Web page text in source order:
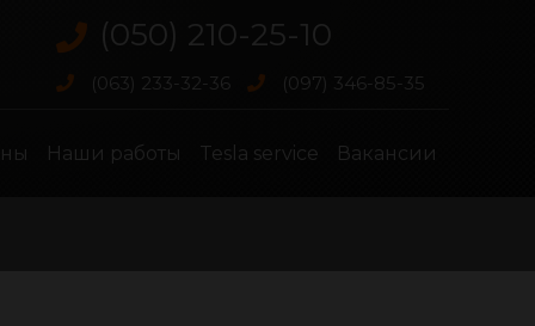
(050) 210-25-10
(063) 233-32-36 (097) 346-85-35
Наши работы Tesla service Вакансии